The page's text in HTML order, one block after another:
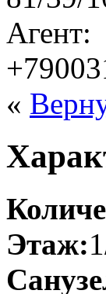
Агент:
«
Этаж: